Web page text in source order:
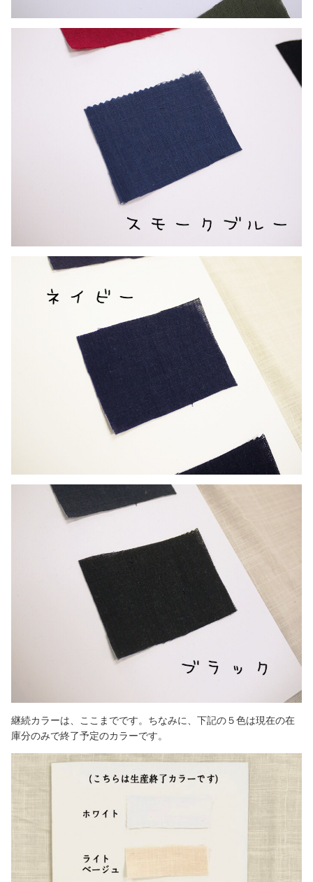
継続カラーは、ここまでです。ちなみに、下記の５色は現在の在
庫分のみで終了予定のカラーです。